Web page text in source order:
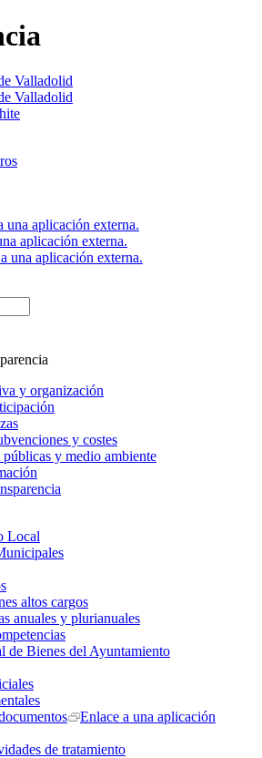
una aplicación externa.
aplicación externa.
una aplicación externa.
y organización
y costes
públicas y medio ambiente
Local
altos cargos
anuales y plurianuales
de Bienes del Ayuntamiento
Enlace a una aplicación
de tratamiento